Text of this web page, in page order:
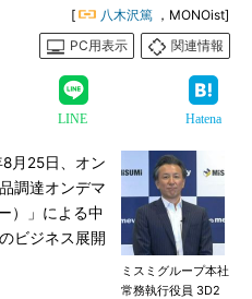
[ 八木沢篤 ，MONOist]
PC用表示
関連情報
LINE Hatena
ミスミグループ本社
常務執行役員 3D2
月25日、オン
調達オンデマ
）」による中
ビジネス展開